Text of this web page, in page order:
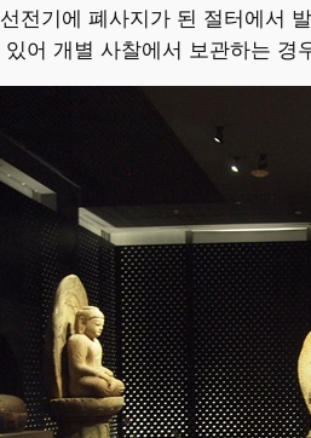
전기에 폐사지가 된 절터에서
어 개별 사찰에서 보관하는